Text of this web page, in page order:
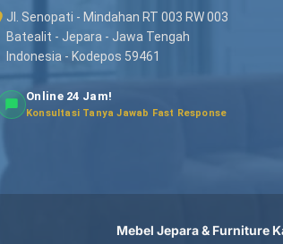
Jl. Senopati - Mindahan RT 003 RW 003
Batealit - Jepara - Jawa Tengah
Indonesia - Kodepos 59461
Online 24 Jam!
Konsultasi Tanya Jawab Fast Response
Mebel Jepara & Furniture